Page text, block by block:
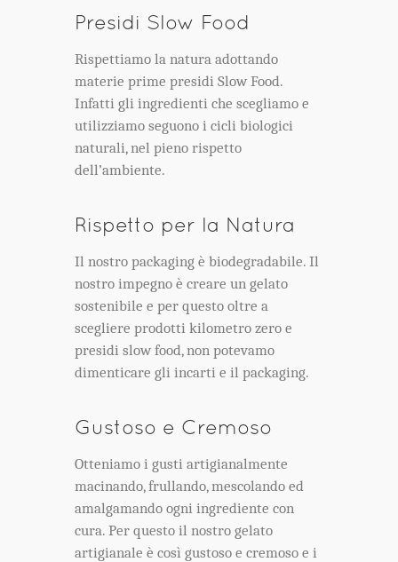
Presidi Slow Food
Rispettiamo la natura adottando
materie prime presidi Slow Food.
Infatti gli ingredienti che scegliamo e
utilizziamo seguono i cicli biologici
naturali, nel pieno rispetto
dell’ambiente.
Rispetto per la Natura
Il nostro packaging è biodegradabile. Il
nostro impegno è creare un gelato
sostenibile e per questo oltre a
scegliere prodotti kilometro zero e
presidi slow food, non potevamo
dimenticare gli incarti e il packaging.
Gustoso e Cremoso
Otteniamo i gusti artigianalmente
macinando, frullando, mescolando ed
amalgamando ogni ingrediente con
cura. Per questo il nostro gelato
artigianale è così gustoso e cremoso e i